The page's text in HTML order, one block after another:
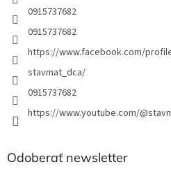
0915737682
0915737682
https://www.facebook.com/
stavmat_dca/
0915737682
https://www.youtube.com/
Odoberať newsletter